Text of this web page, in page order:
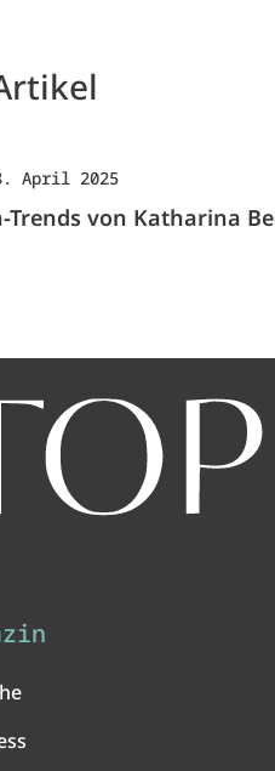
April 2025
von Katharina